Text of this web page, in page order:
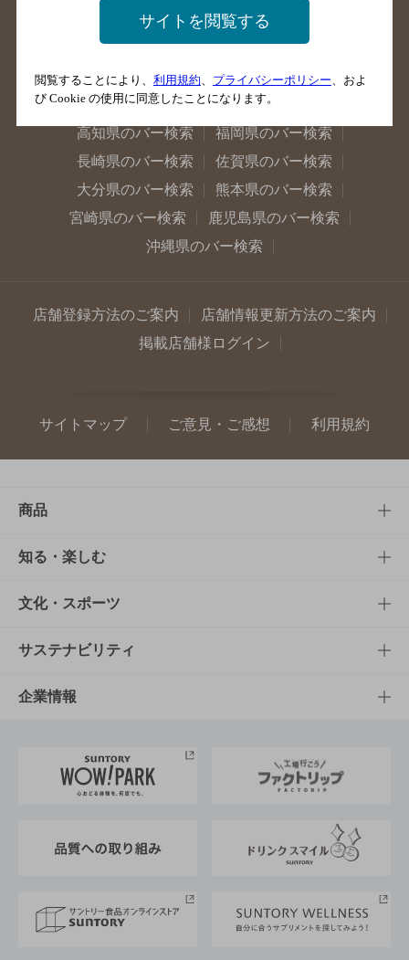
広島県のバー検索
岡山県のバー検索
山口県のバー検索
鳥取県のバー検索
島根県のバー検索
徳島県のバー検索
香川県のバー検索
愛媛県のバー検索
高知県のバー検索
福岡県のバー検索
長崎県のバー検索
佐賀県のバー検索
大分県のバー検索
熊本県のバー検索
宮崎県のバー検索
鹿児島県のバー検索
沖縄県のバー検索
店舗登録方法のご案内
店舗情報更新方法のご案内
掲載店舗様ログイン
サイトマップ ご意見・ご感想 利用規約
商品
商品TOP
商品一覧
商品発売情報
栄養成分一覧
知る・楽しむ
知る・楽しむTOP
キャンペーン
工場見学
地域情報
文化・スポーツ
文化・スポーツTOP
サントリーホール
サントリーサンバーズ大阪
サステナビリティ
サステナビリティTOP
サントリーが考えるサステナビリティ経営
企業情報
企業概要
採用情報
サイトを閲覧する
閲覧することにより、 利用規約 プライバシーポリシー 、およ
び Cookie の使用に同意したことになります。